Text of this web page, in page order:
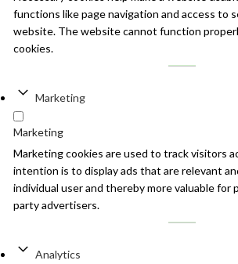
functions like page navigation and access to
website. The website cannot function
cookies.
Marketing
Marketing
Marketing cookies are used to track visitors
intention is to display ads that are relevant
individual user and thereby more valuable for
party advertisers.
Analytics